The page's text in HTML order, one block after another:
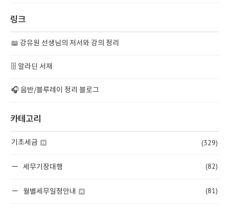
링크
📖 강유원 선생님의 저서와 강의 정리
🗄️ 알라딘 서재
🎧 음반/블루레이 정리 블로그
카테고리
기초세금 (329)
세무기장대행 (82)
월별세무일정안내 (81)